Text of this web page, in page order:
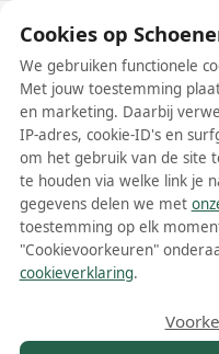
Däumling
Meer lezen
Cookies op
We gebruiken functionele
Met jouw toestemming
en marketing. Daarbij
IP-adres, cookie-ID's en
om het gebruik van de site
te houden via welke link je
gegevens delen we met
toestemming op elk
"Cookievoorkeuren"
cookieverklaring.